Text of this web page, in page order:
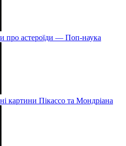
про астероїди — Поп-наука
картини Пікассо та Мондріана